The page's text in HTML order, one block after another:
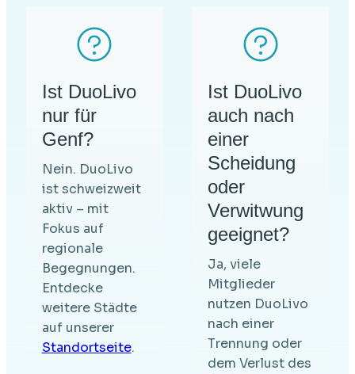
Ist DuoLivo
nur für
Genf?
Nein. DuoLivo
ist schweizweit
aktiv – mit
Fokus auf
regionale
Begegnungen.
Entdecke
weitere Städte
auf unserer
Standortseite.
Ist DuoLivo
auch nach
einer
Scheidung
oder
Verwitwung
geeignet?
Ja, viele
Mitglieder
nutzen DuoLivo
nach einer
Trennung oder
dem Verlust des